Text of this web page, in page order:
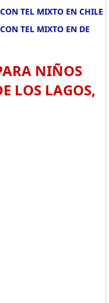
TEL MIXTO EN CHILE
TEL MIXTO EN DE
NIÑOS
LOS LAGOS,